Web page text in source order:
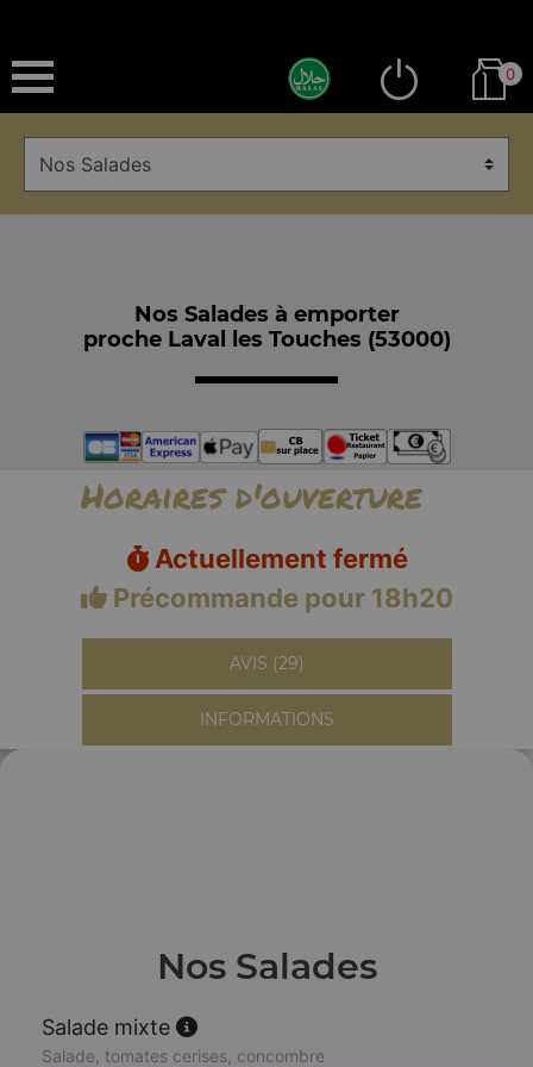
0
Nos Salades à emporter
proche Laval les Touches (53000)
Horaires d'ouverture
Actuellement fermé
Précommande pour 18h20
AVIS (29)
INFORMATIONS
Nos Salades
Salade mixte
Salade, tomates cerises, concombre